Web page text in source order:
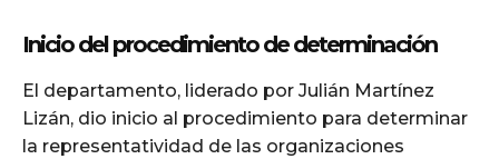
Inicio del procedimiento de determinación
El departamento, liderado por Julián Martínez
Lizán, dio inicio al procedimiento para determinar
la representatividad de las organizaciones